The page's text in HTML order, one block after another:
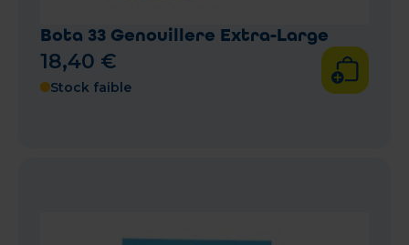
Bota 33 Genouillere Extra-Large
18,40 €
Stock faible